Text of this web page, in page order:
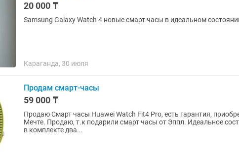
20 000 ₸
Samsung Galaxy Watch 4 новые смарт часы в идеальном
Караганда, 30 июля
Продам смарт-часы
59 000 ₸
Продаю Смарт часы Huawei Watch Fit4 Pro, есть гарантия,
Мечте. Продаю, т.к подарили смарт часы от Эппл. Идеальное
в комплекте два...